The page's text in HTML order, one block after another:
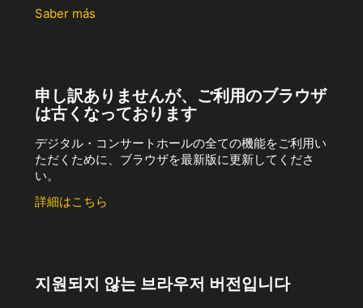
Saber más
申し訳ありませんが、ご利用のブラウザ
は古くなっております
デジタル・コンサートホールの全ての機能をご利用い
ただくために、ブラウザを最新版に更新してくださ
い。
詳細はこちら
지원되지 않는 브라우저 버전입니다